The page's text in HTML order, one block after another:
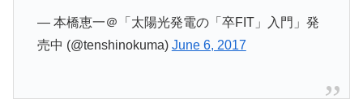
— 本橋恵一＠「太陽光発電の「卒FIT」入門」発
売中 (@tenshinokuma) June 6, 2017